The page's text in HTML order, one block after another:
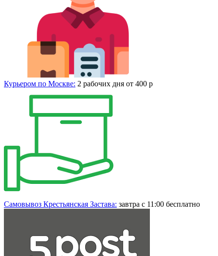
Курьером по Москве: 2 рабочих дня от 400 р
Самовывоз Крестьянская Застава: завтра с 11:00 бесплатно